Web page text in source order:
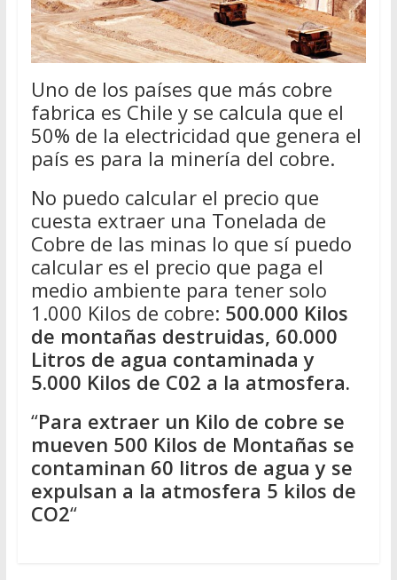
Uno de los países que más cobre
fabrica es Chile y se calcula que el
50% de la electricidad que genera el
país es para la minería del cobre.
No puedo calcular el precio que
cuesta extraer una Tonelada de
Cobre de las minas lo que sí puedo
calcular es el precio que paga el
medio ambiente para tener solo
1.000 Kilos de cobre: 500.000 Kilos
de montañas destruidas, 60.000
Litros de agua contaminada y
5.000 Kilos de C02 a la atmosfera.
“Para extraer un Kilo de cobre se
mueven 500 Kilos de Montañas se
contaminan 60 litros de agua y se
expulsan a la atmosfera 5 kilos de
CO2“